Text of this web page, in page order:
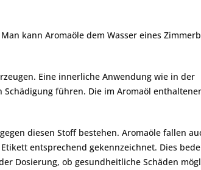
kann Aromaöle dem Wasser eines
Eine innerliche Anwendung wie in der
führen. Die im Aromaöl
diesen Stoff bestehen. Aromaöle fallen
entsprechend gekennzeichnet. Dies
Dosierung, ob gesundheitliche Schäden